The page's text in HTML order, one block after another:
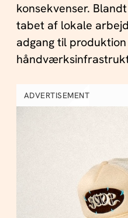
konsekvenser.
tabet af lokale
adgang til
ADVERTISEMENT